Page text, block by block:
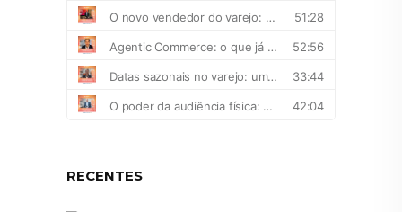
RECENTES